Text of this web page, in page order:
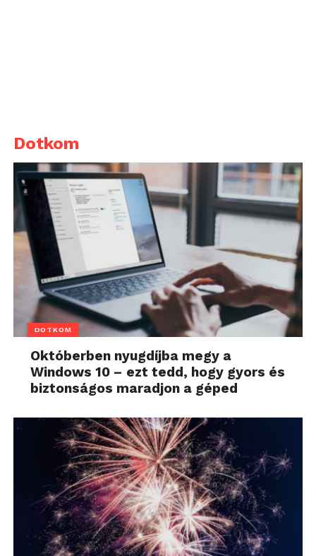
Dotkom
DOTKOM
Októberben nyugdíjba megy a
Windows 10 – ezt tedd, hogy gyors és
biztonságos maradjon a géped